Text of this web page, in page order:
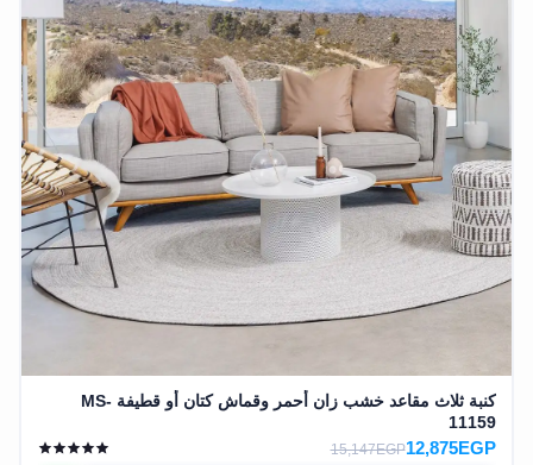
كنبة ثلاث مقاعد خشب زان أحمر وقماش كتان أو قطيفة MS-
11159
12,875EGP
15,147EGP